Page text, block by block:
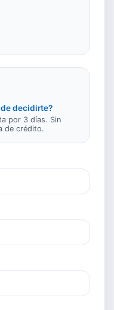
de decidirte?
por 3 días. Sin
de crédito.